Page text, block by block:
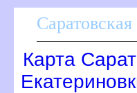
Саратовская
Карта